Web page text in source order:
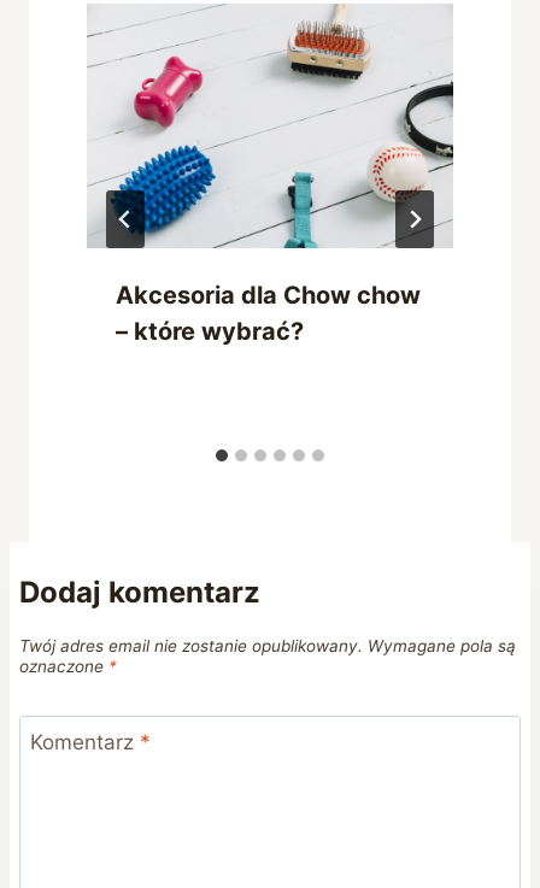
Akcesoria dla Chow chow
– które wybrać?
Dodaj komentarz
Twój adres email nie zostanie opublikowany. Wymagane pola są
oznaczone *
Komentarz *